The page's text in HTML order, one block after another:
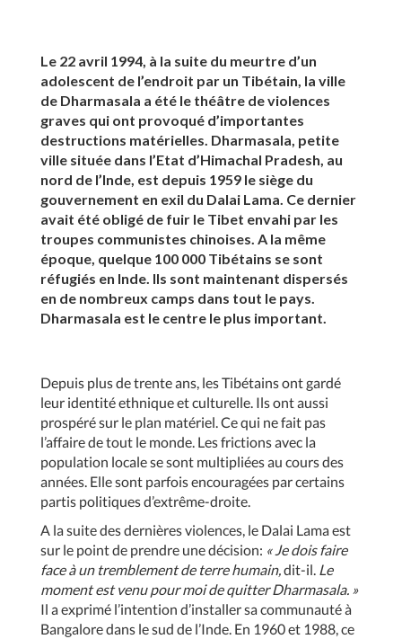
Le 22 avril 1994, à la suite du meurtre d’un
adolescent de l’endroit par un Tibétain, la ville
de Dharmasala a été le théâtre de violences
graves qui ont provoqué d’importantes
destructions matérielles. Dharmasala, petite
ville située dans l’Etat d’Himachal Pradesh, au
nord de l’Inde, est depuis 1959 le siège du
gouvernement en exil du Dalai Lama. Ce dernier
avait été obligé de fuir le Tibet envahi par les
troupes communistes chinoises. A la même
époque, quelque 100 000 Tibétains se sont
réfugiés en Inde. Ils sont maintenant dispersés
en de nombreux camps dans tout le pays.
Dharmasala est le centre le plus important.
Depuis plus de trente ans, les Tibétains ont gardé
leur identité ethnique et culturelle. Ils ont aussi
prospéré sur le plan matériel. Ce qui ne fait pas
l’affaire de tout le monde. Les frictions avec la
population locale se sont multipliées au cours des
années. Elle sont parfois encouragées par certains
partis politiques d’extrême-droite.
A la suite des dernières violences, le Dalai Lama est
sur le point de prendre une décision: « Je dois faire
face à un tremblement de terre humain,dit-il. Le
moment est venu pour moi de quitter Dharmasala. »
Il a exprimé l’intention d’installer sa communauté à
Bangalore dans le sud de l’Inde. En 1960 et 1988, ce